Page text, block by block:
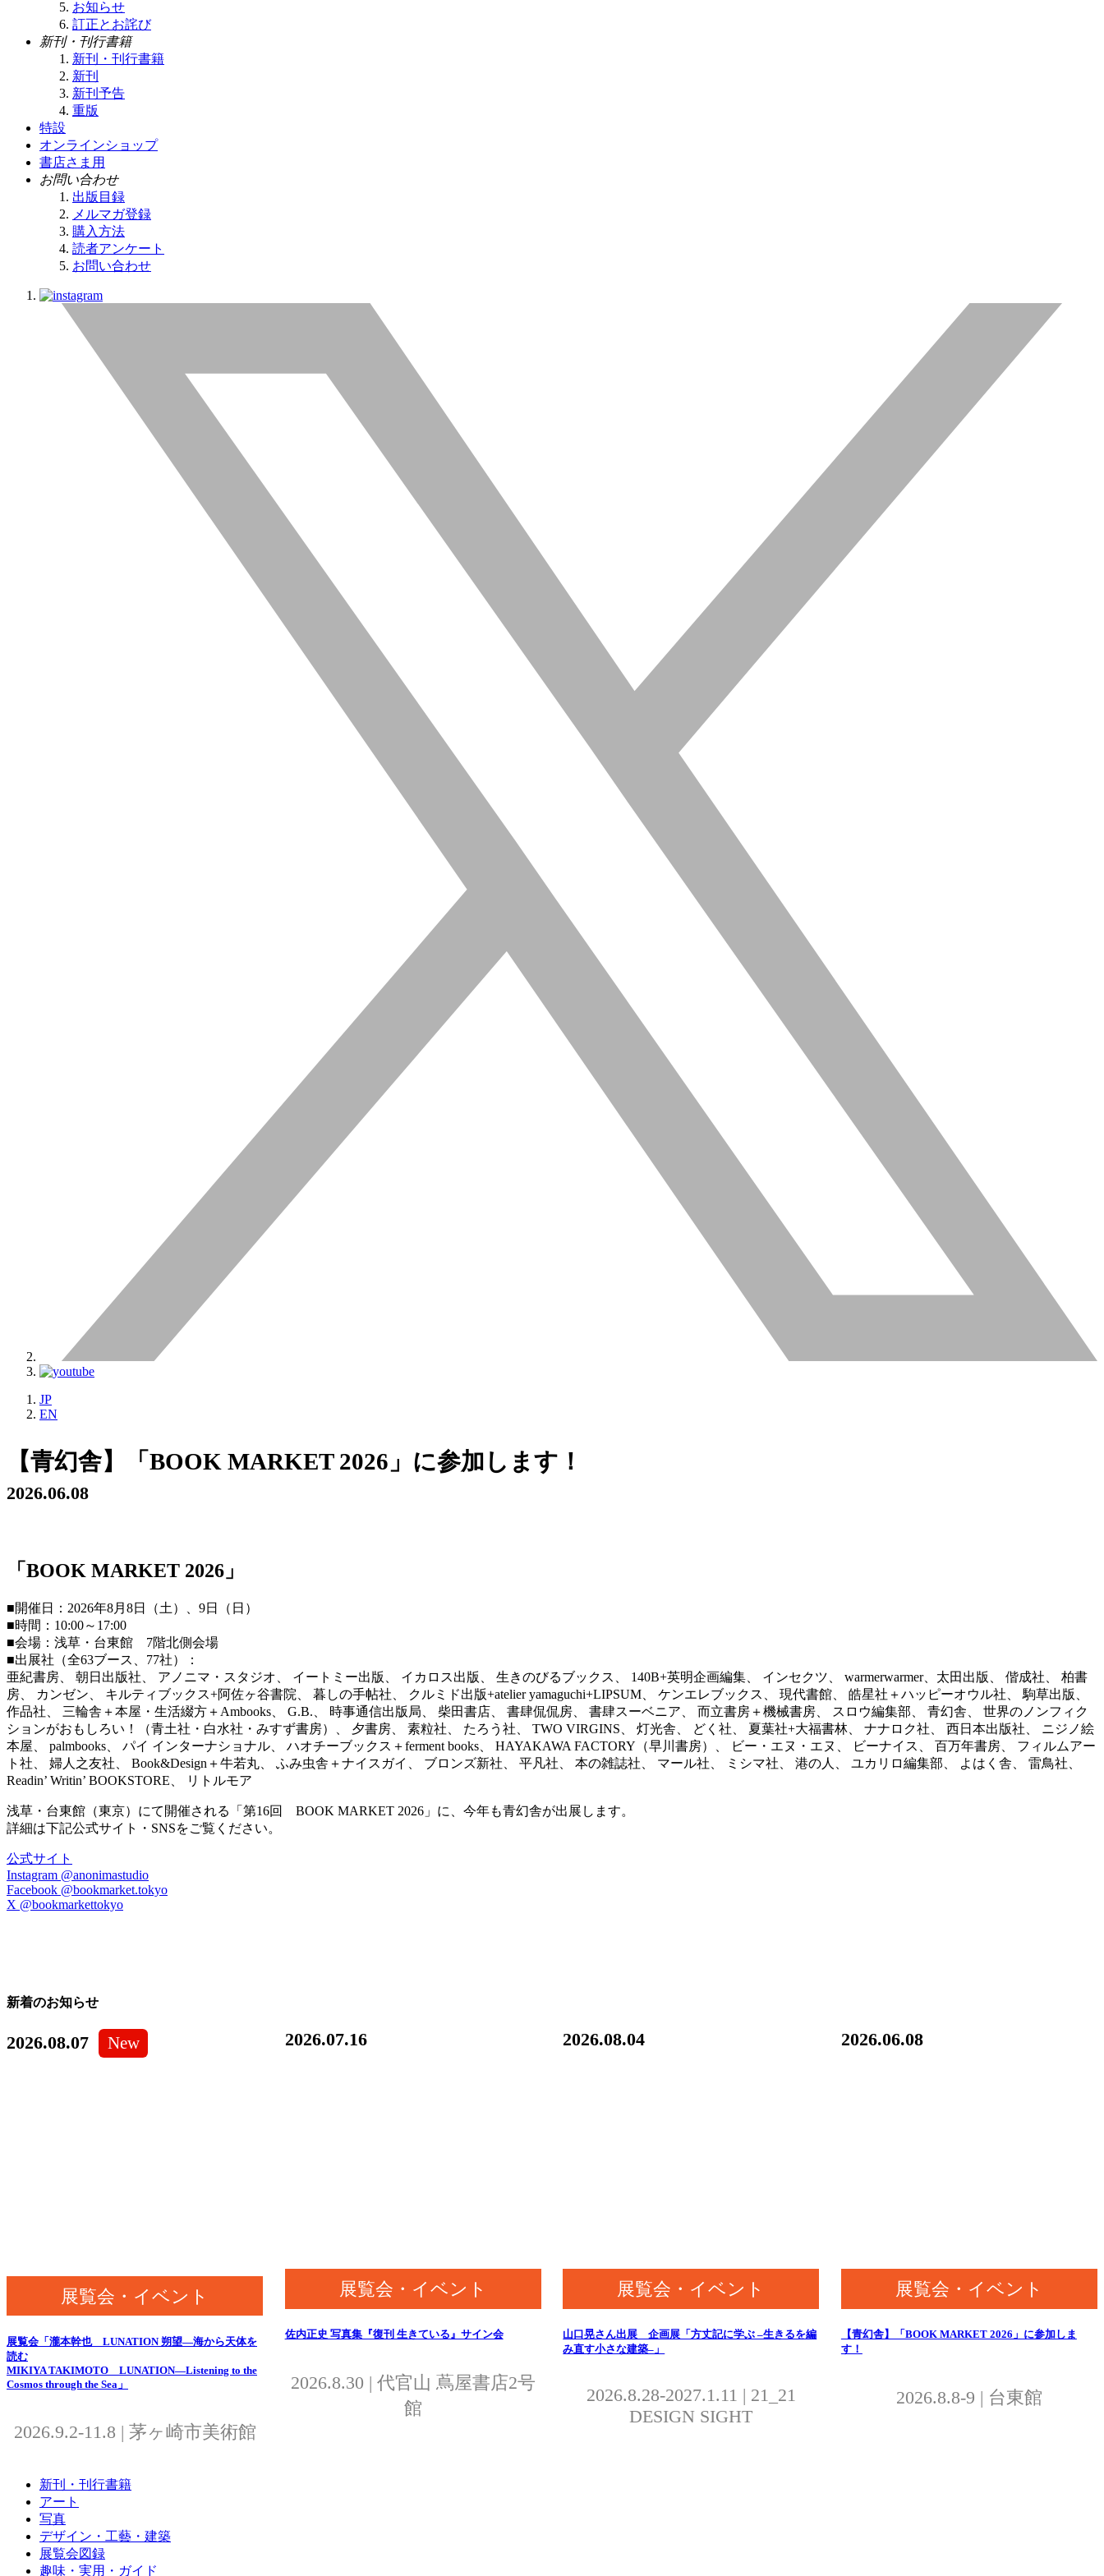
お知らせ
訂正とお詫び
新刊・刊行書籍
新刊・刊行書籍
新刊
新刊予告
重版
特設
オンラインショップ
書店さま用
お問い合わせ
出版目録
メルマガ登録
購入方法
読者アンケート
お問い合わせ
JP
EN
【青幻舎】「BOOK MARKET 2026」に参加します！
2026.06.08
「BOOK MARKET 2026」
■開催日：2026年8月8日（土）、9日（日）
■時間：10:00～17:00
■会場：浅草・台東館 7階北側会場
■出展社（全63ブース、77社）：
亜紀書房、 朝日出版社、 アノニマ・スタジオ、 イートミー出版、 イカロス出版、 生きのびるブックス、 140B+英明企画編集、 インセクツ、 warmerwarmer、太田出版、 偕成社、 柏書
房、 カンゼン、 キルティブックス+阿佐ヶ谷書院、 暮しの手帖社、 クルミド出版+atelier yamaguchi+LIPSUM、 ケンエレブックス、 現代書館、 皓星社＋ハッピーオウル社、 駒草出版、
作品社、 三輪舎＋本屋・生活綴方＋Ambooks、 G.B.、 時事通信出版局、 柴田書店、 書肆侃侃房、 書肆スーベニア、 而立書房＋機械書房、 スロウ編集部、 青幻舎、 世界のノンフィク
ションがおもしろい！（青土社・白水社・みすず書房）、 夕書房、 素粒社、 たろう社、 TWO VIRGINS、 灯光舎、 どく社、 夏葉社+大福書林、 ナナロク社、 西日本出版社、 ニジノ絵
本屋、 palmbooks、 パイ インターナショナル、 ハオチーブックス＋ferment books、 HAYAKAWA FACTORY（早川書房）、 ビー・エヌ・エヌ、 ビーナイス、 百万年書房、 フィルムアー
ト社、 婦人之友社、 Book&Design＋牛若丸、 ふみ虫舎＋ナイスガイ、 ブロンズ新社、 平凡社、 本の雑誌社、 マール社、 ミシマ社、 港の人、 ユカリロ編集部、 よはく舎、 雷鳥社、
Readin’ Writin’ BOOKSTORE、 リトルモア
浅草・台東館（東京）にて開催される「第16回 BOOK MARKET 2026」に、今年も青幻舎が出展します。
詳細は下記公式サイト・SNSをご覧ください。
公式サイト
Instagram @anonimastudio
Facebook @bookmarket.tokyo
X @bookmarkettokyo
新着のお知らせ
2026.08.07 New
展覧会・イベント
展覧会「瀧本幹也 LUNATION 朔望―海から天体を
読む
MIKIYA TAKIMOTO LUNATION—Listening to the
Cosmos through the Sea」
2026.9.2-11.8 | 茅ヶ崎市美術館
2026.07.16
展覧会・イベント
佐内正史 写真集『復刊 生きている』サイン会
2026.8.30 | 代官山 蔦屋書店2号
館
2026.08.04
展覧会・イベント
山口晃さん出展 企画展「方丈記に学ぶ –生きるを編
み直す小さな建築–」
2026.8.28-2027.1.11 | 21_21
DESIGN SIGHT
2026.06.08
展覧会・イベント
【青幻舎】「BOOK MARKET 2026」に参加しま
す！
2026.8.8-9 | 台東館
新刊・刊行書籍
アート
写真
デザイン・工藝・建築
展覧会図録
趣味・実用・ガイド